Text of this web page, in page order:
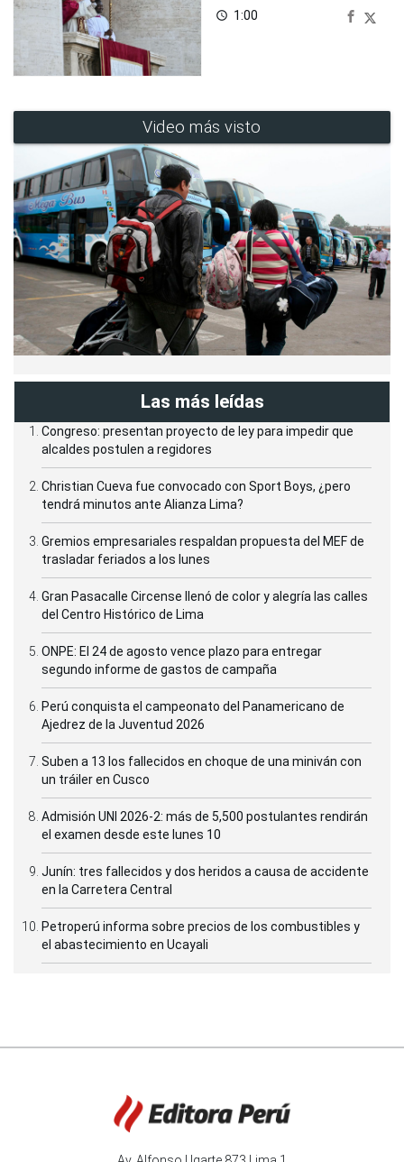
access_time 1:00
Video más visto
Las más leídas
Congreso: presentan proyecto de ley para impedir que
alcaldes postulen a regidores
Christian Cueva fue convocado con Sport Boys, ¿pero
tendrá minutos ante Alianza Lima?
Gremios empresariales respaldan propuesta del MEF de
trasladar feriados a los lunes
Gran Pasacalle Circense llenó de color y alegría las calles
del Centro Histórico de Lima
ONPE: El 24 de agosto vence plazo para entregar
segundo informe de gastos de campaña
Perú conquista el campeonato del Panamericano de
Ajedrez de la Juventud 2026
Suben a 13 los fallecidos en choque de una miniván con
un tráiler en Cusco
Admisión UNI 2026-2: más de 5,500 postulantes rendirán
el examen desde este lunes 10
Junín: tres fallecidos y dos heridos a causa de accidente
en la Carretera Central
Petroperú informa sobre precios de los combustibles y
el abastecimiento en Ucayali